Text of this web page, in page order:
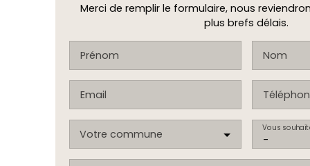
Merci de remplir le formulaire, nous
plus brefs délais.
Prénom Nom
Email
Votre commune -
Vous